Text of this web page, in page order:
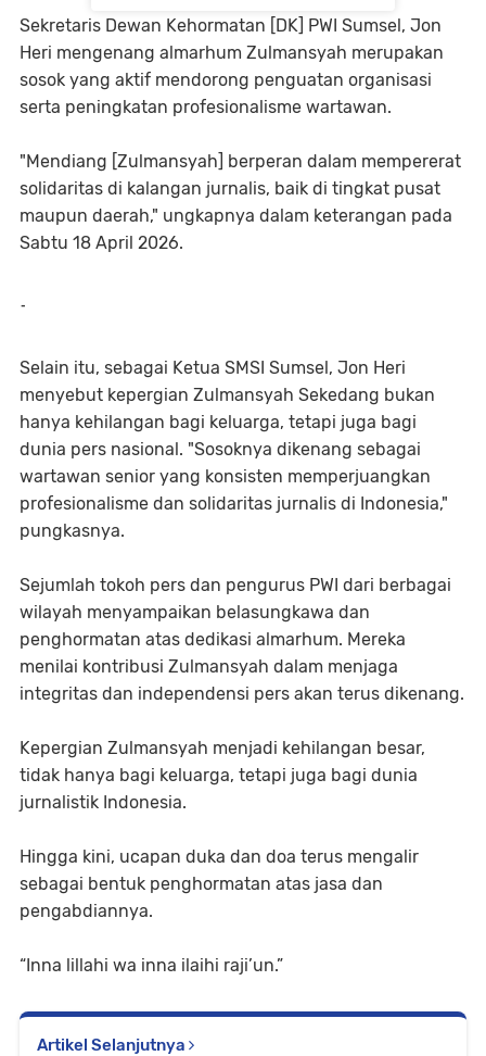
Sekretaris Dewan Kehormatan [DK] PWI Sumsel, Jon
Heri mengenang almarhum Zulmansyah merupakan
sosok yang aktif mendorong penguatan organisasi
serta peningkatan profesionalisme wartawan.
"Mendiang [Zulmansyah] berperan dalam mempererat
solidaritas di kalangan jurnalis, baik di tingkat pusat
maupun daerah," ungkapnya dalam keterangan pada
Sabtu 18 April 2026.
-
Selain itu, sebagai Ketua SMSI Sumsel, Jon Heri
menyebut kepergian Zulmansyah Sekedang bukan
hanya kehilangan bagi keluarga, tetapi juga bagi
dunia pers nasional. "Sosoknya dikenang sebagai
wartawan senior yang konsisten memperjuangkan
profesionalisme dan solidaritas jurnalis di Indonesia,"
pungkasnya.
Sejumlah tokoh pers dan pengurus PWI dari berbagai
wilayah menyampaikan belasungkawa dan
penghormatan atas dedikasi almarhum. Mereka
menilai kontribusi Zulmansyah dalam menjaga
integritas dan independensi pers akan terus dikenang.
Kepergian Zulmansyah menjadi kehilangan besar,
tidak hanya bagi keluarga, tetapi juga bagi dunia
jurnalistik Indonesia.
Hingga kini, ucapan duka dan doa terus mengalir
sebagai bentuk penghormatan atas jasa dan
pengabdiannya.
“Inna lillahi wa inna ilaihi raji’un.”
Artikel Selanjutnya